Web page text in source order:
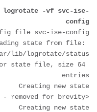
logrotate -vf svc-ise-
config
file svc-ise-config
state from file:
lib/logrotate/status
state file, size 64
entries
Creating new state
<line repeats many times - removed for brevity>
Creating new state